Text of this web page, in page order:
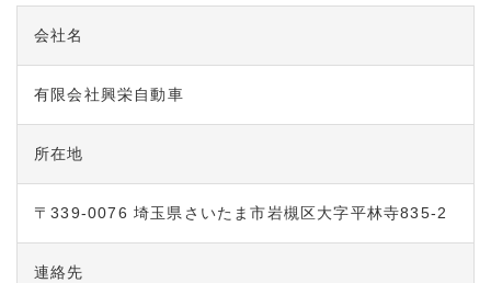
会社名
有限会社興栄自動車
所在地
〒339-0076 埼玉県さいたま市岩槻区大字平林寺835-2
連絡先